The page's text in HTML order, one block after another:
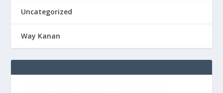
Uncategorized
Way Kanan